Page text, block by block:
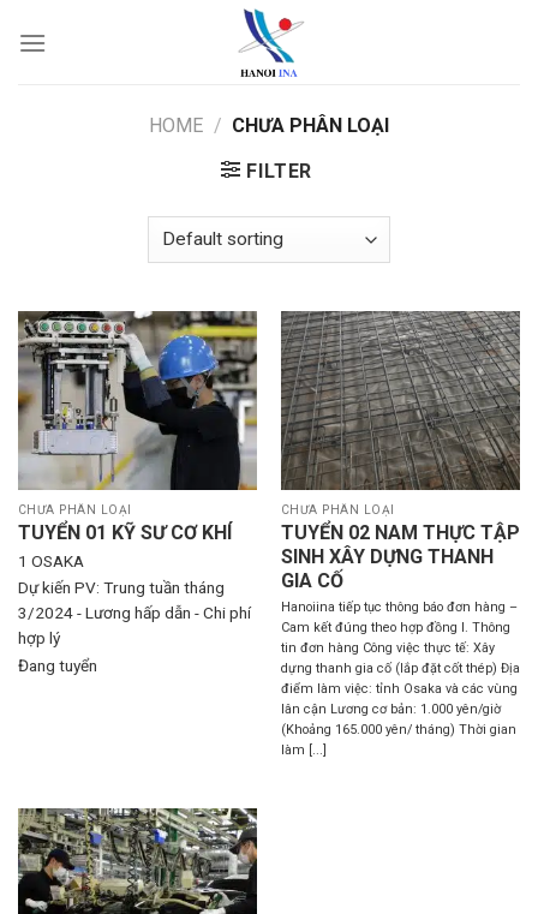
HOME / CHƯA PHÂN LOẠI
FILTER
CHƯA PHÂN LOẠI
TUYỂN 01 KỸ SƯ CƠ KHÍ
1 OSAKA
Dự kiến PV: Trung tuần tháng
3/2024 - Lương hấp dẫn - Chi phí
hợp lý
Đang tuyển
CHƯA PHÂN LOẠI
TUYỂN 02 NAM THỰC TẬP
SINH XÂY DỰNG THANH
GIA CỐ
Hanoiina tiếp tục thông báo đơn hàng –
Cam kết đúng theo hợp đồng I. Thông
tin đơn hàng Công việc thực tế: Xây
dựng thanh gia cố (lắp đặt cốt thép) Địa
điểm làm việc: tỉnh Osaka và các vùng
lân cận Lương cơ bản: 1.000 yên/giờ
(Khoảng 165.000 yên/ tháng) Thời gian
làm [...]